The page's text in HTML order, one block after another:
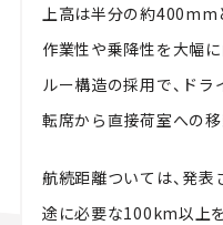
上高は半分の約400mm
作業性や乗降性を大幅
ルー構造の採用で、ド
転席から直接荷室への移
航続距離ついては、発表
途に必要な100km以上